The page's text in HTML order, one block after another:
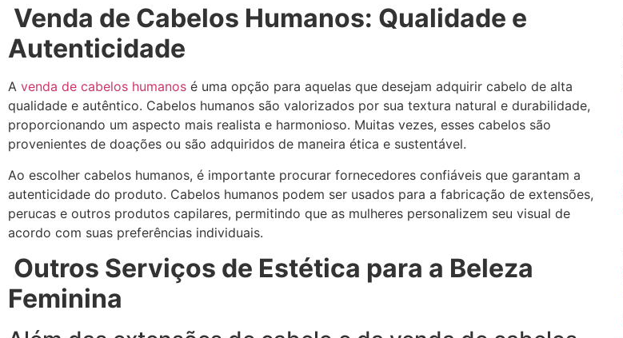
Venda de Cabelos Humanos: Qualidade e
Autenticidade
A venda de cabelos humanos é uma opção para aquelas que desejam adquirir cabelo de alta
qualidade e autêntico. Cabelos humanos são valorizados por sua textura natural e durabilidade,
proporcionando um aspecto mais realista e harmonioso. Muitas vezes, esses cabelos são
provenientes de doações ou são adquiridos de maneira ética e sustentável.
Ao escolher cabelos humanos, é importante procurar fornecedores confiáveis que garantam a
autenticidade do produto. Cabelos humanos podem ser usados para a fabricação de extensões,
perucas e outros produtos capilares, permitindo que as mulheres personalizem seu visual de
acordo com suas preferências individuais.
Outros Serviços de Estética para a Beleza
Feminina